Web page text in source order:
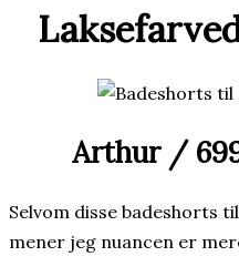
Arthur /
Selvom disse badeshorts
mener jeg nuancen er